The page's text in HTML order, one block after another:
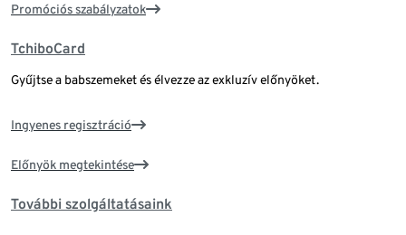
Promóciós szabályzatok
TchiboCard
Gyűjtse a babszemeket és élvezze az exkluzív előnyöket.
Ingyenes regisztráció
Előnyök megtekintése
További szolgáltatásaink